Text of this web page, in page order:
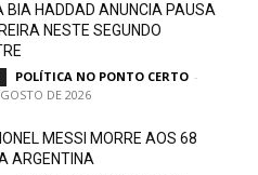
BIA HADDAD ANUNCIA PAUSA
NESTE SEGUNDO
POLÍTICA NO PONTO CERTO -
DE 2026
MESSI MORRE AOS 68
ARGENTINA